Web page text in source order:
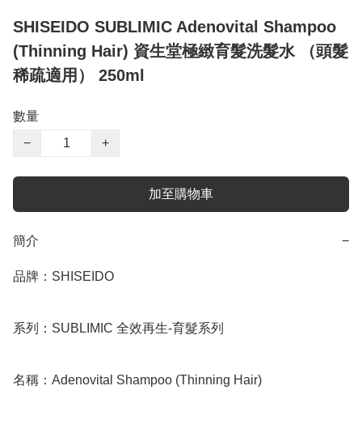
SHISEIDO SUBLIMIC Adenovital Shampoo
(Thinning Hair) 資生堂極緻育髮洗髮水 （頭髮
稀疏適用） 250ml
數量
−
+
加至購物車
簡介 −
品牌：SHISEIDO
系列：SUBLIMIC 全效再生-育髮系列
名稱：Adenovital Shampoo (Thinning Hair)